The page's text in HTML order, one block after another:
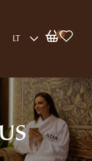
LT
0